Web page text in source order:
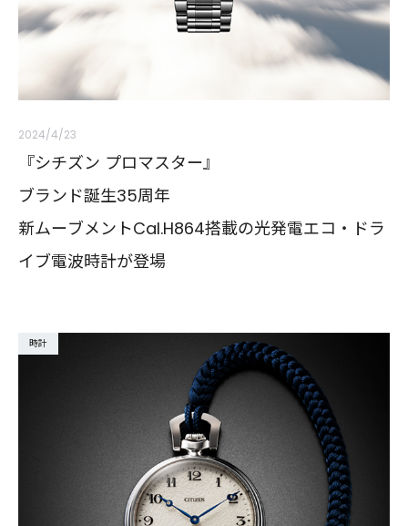
2024/4/23
『シチズン プロマスター』
ブランド誕生35周年
新ムーブメントCal.H864搭載の光発電エコ・ドラ
イブ電波時計が登場
時計